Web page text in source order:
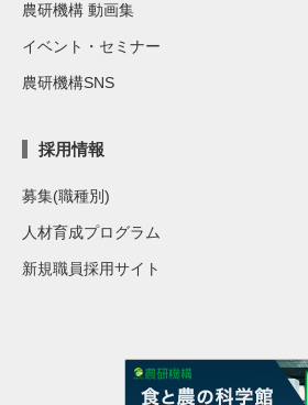
農研機構 動画集
イベント・セミナー
農研機構SNS
採用情報
募集(職種別)
人材育成プログラム
新規職員採用サイト